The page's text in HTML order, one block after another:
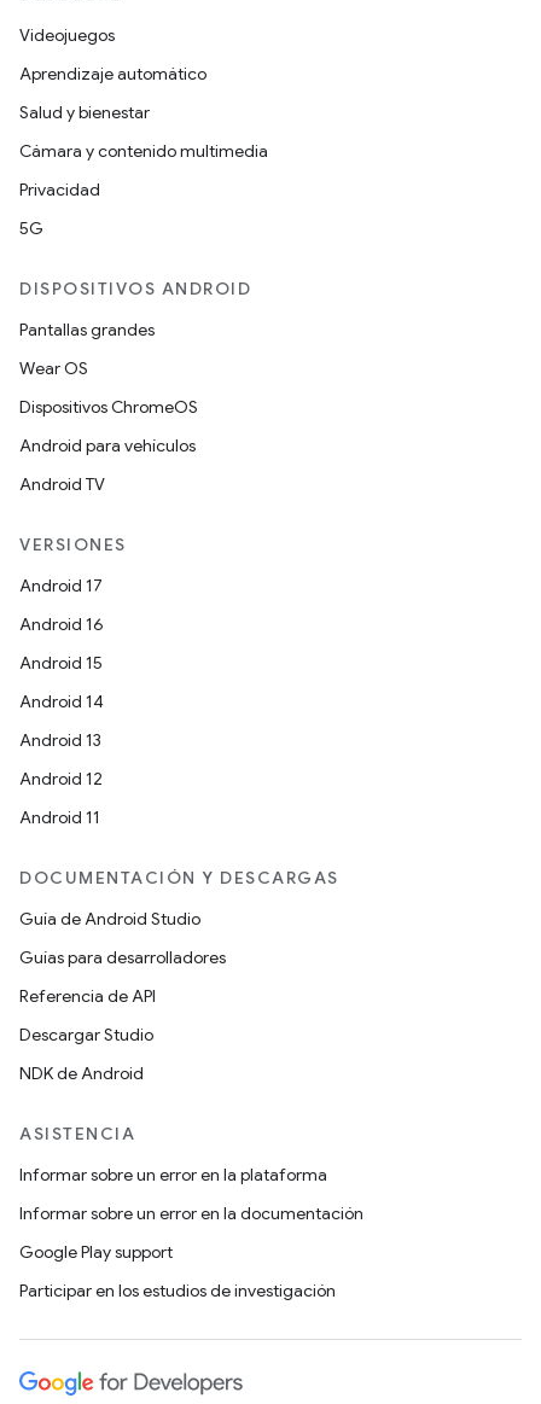
Videojuegos
Aprendizaje automático
Salud y bienestar
Cámara y contenido multimedia
Privacidad
5G
DISPOSITIVOS ANDROID
Pantallas grandes
Wear OS
Dispositivos ChromeOS
Android para vehículos
Android TV
VERSIONES
Android 17
Android 16
Android 15
Android 14
Android 13
Android 12
Android 11
DOCUMENTACIÓN Y DESCARGAS
Guía de Android Studio
Guías para desarrolladores
Referencia de API
Descargar Studio
NDK de Android
ASISTENCIA
Informar sobre un error en la plataforma
Informar sobre un error en la documentación
Google Play support
Participar en los estudios de investigación